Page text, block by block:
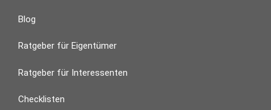
Blog
Ratgeber für Eigentümer
Ratgeber für Interessenten
Checklisten